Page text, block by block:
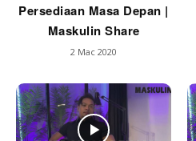
Persediaan Masa Depan |
Maskulin Share
2 Mac 2020